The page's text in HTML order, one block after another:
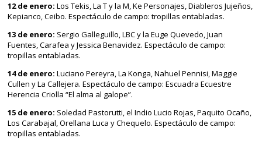
12 de enero: Los Tekis, La T y la M, Ke Personajes, Diableros Jujeños,
Kepianco, Ceibo. Espectáculo de campo: tropillas entabladas.
13 de enero: Sergio Galleguillo, LBC y la Euge Quevedo, Juan
Fuentes, Carafea y Jessica Benavidez. Espectáculo de campo:
tropillas entabladas.
14 de enero: Luciano Pereyra, La Konga, Nahuel Pennisi, Maggie
Cullen y La Callejera. Espectáculo de campo: Escuadra Ecuestre
Herencia Criolla “El alma al galope”.
15 de enero: Soledad Pastorutti, el Indio Lucio Rojas, Paquito Ocaño,
Los Carabajal, Orellana Luca y Chequelo. Espectáculo de campo:
tropillas entabladas.